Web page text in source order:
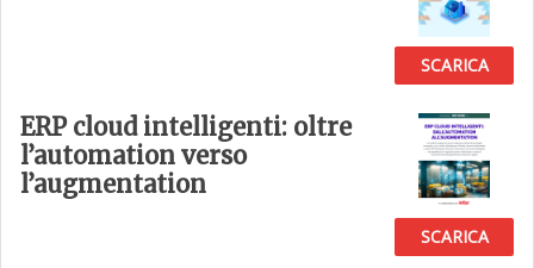
SCARICA
ERP cloud intelligenti: oltre
l’automation verso
l’augmentation
SCARICA